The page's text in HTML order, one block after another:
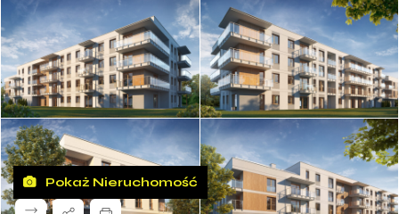
Pokaż Nieruchomość